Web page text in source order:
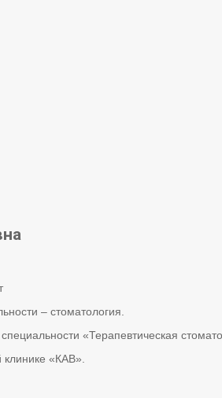
– стоматология.
«Терапевтическая
клинике «КАВ».